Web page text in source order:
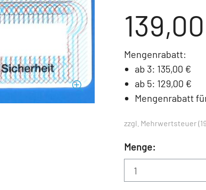
Mengenrabatt:
ab 3: 135,00 €
ab 5: 129,00 €
Mengenrabatt
zzgl. Mehrwertsteuer
Menge: